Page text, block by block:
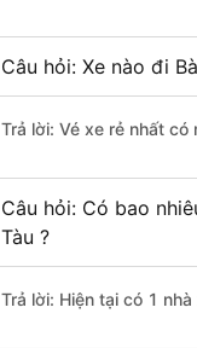
Câu hỏi: Xe nào đi
Trả lời: Vé xe rẻ nhất
Câu hỏi: Có bao
Tàu ?
Trả lời: Hiện tại có 1